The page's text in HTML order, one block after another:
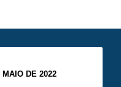
DE 2022